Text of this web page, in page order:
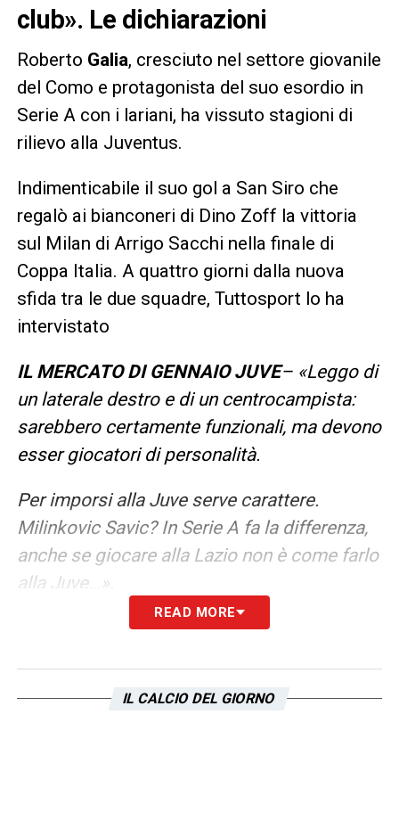
club». Le dichiarazioni
Roberto Galia, cresciuto nel settore giovanile
del Como e protagonista del suo esordio in
Serie A con i lariani, ha vissuto stagioni di
rilievo alla Juventus.
Indimenticabile il suo gol a San Siro che
regalò ai bianconeri di Dino Zoff la vittoria
sul Milan di Arrigo Sacchi nella finale di
Coppa Italia. A quattro giorni dalla nuova
sfida tra le due squadre, Tuttosport lo ha
intervistato
IL MERCATO DI GENNAIO JUVE– «Leggo di
un laterale destro e di un centrocampista:
sarebbero certamente funzionali, ma devono
esser giocatori di personalità.
Per imporsi alla Juve serve carattere.
Milinkovic Savic? In Serie A fa la differenza,
anche se giocare alla Lazio non è come farlo
alla Juve…».
LEGGI L’INTERVISTA COMPLETA DI GALIA
LA PLAYLIST DELLE NOSTRE TOP NEWS
READ MORE
IL CALCIO DEL GIORNO